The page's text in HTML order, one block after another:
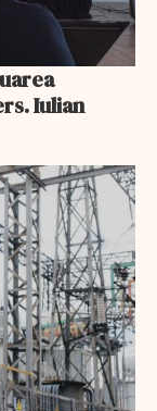
Iulian